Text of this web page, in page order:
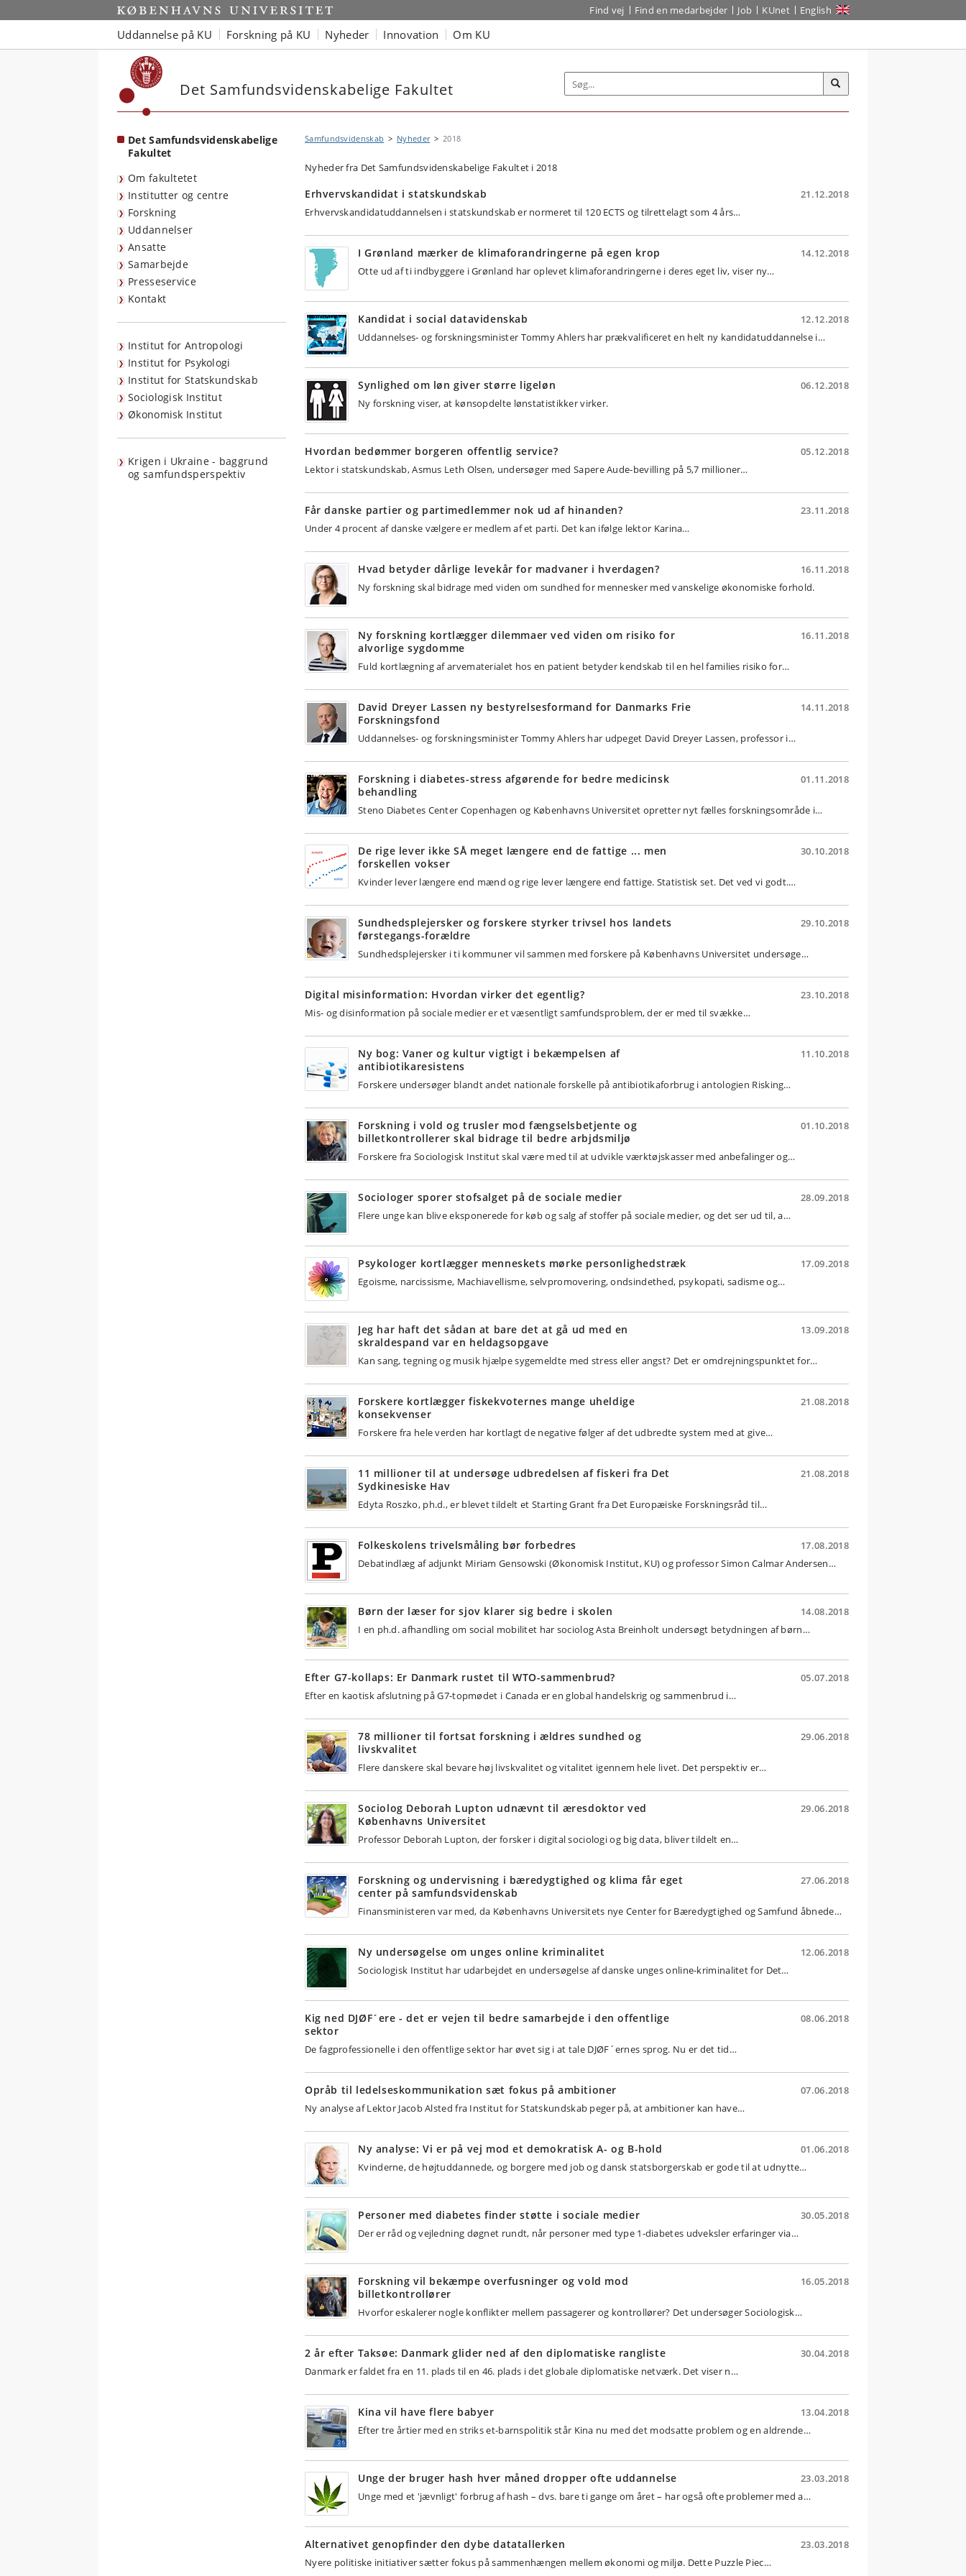
Start Find vej Find en medarbejder Job KUnet English
Uddannelse på KU Forskning på KU Nyheder Innovation Om KU
Det Samfundsvidenskabelige Fakultet
Det Samfundsvidenskabelige
Fakultet
Om fakultetet
Institutter og centre
Forskning
Uddannelser
Ansatte
Samarbejde
Presseservice
Kontakt
Institut for Antropologi
Institut for Psykologi
Institut for Statskundskab
Sociologisk Institut
Økonomisk Institut
Krigen i Ukraine - baggrund
og samfundsperspektiv
Samfundsvidenskab Nyheder 2018
Nyheder fra Det Samfundsvidenskabelige Fakultet i 2018
Erhvervskandidat i statskundskab
21.12.2018
Erhvervskandidatuddannelsen i statskundskab er normeret til 120 ECTS og tilrettelagt som 4 års…
I Grønland mærker de klimaforandringerne på egen krop
14.12.2018
Otte ud af ti indbyggere i Grønland har oplevet klimaforandringerne i deres eget liv, viser ny…
Kandidat i social datavidenskab
12.12.2018
Uddannelses- og forskningsminister Tommy Ahlers har prækvalificeret en helt ny kandidatuddannelse i…
Synlighed om løn giver større ligeløn
06.12.2018
Ny forskning viser, at kønsopdelte lønstatistikker virker.
Hvordan bedømmer borgeren offentlig service?
05.12.2018
Lektor i statskundskab, Asmus Leth Olsen, undersøger med Sapere Aude-bevilling på 5,7 millioner…
Får danske partier og partimedlemmer nok ud af hinanden?
23.11.2018
Under 4 procent af danske vælgere er medlem af et parti. Det kan ifølge lektor Karina…
Hvad betyder dårlige levekår for madvaner i hverdagen?
16.11.2018
Ny forskning skal bidrage med viden om sundhed for mennesker med vanskelige økonomiske forhold.
Ny forskning kortlægger dilemmaer ved viden om risiko for
alvorlige sygdomme
16.11.2018
Fuld kortlægning af arvematerialet hos en patient betyder kendskab til en hel families risiko for…
David Dreyer Lassen ny bestyrelsesformand for Danmarks Frie
Forskningsfond
14.11.2018
Uddannelses- og forskningsminister Tommy Ahlers har udpeget David Dreyer Lassen, professor i…
Forskning i diabetes-stress afgørende for bedre medicinsk
behandling
01.11.2018
Steno Diabetes Center Copenhagen og Københavns Universitet opretter nyt fælles forskningsområde i…
De rige lever ikke SÅ meget længere end de fattige ... men
forskellen vokser
30.10.2018
Kvinder lever længere end mænd og rige lever længere end fattige. Statistisk set. Det ved vi godt.…
Sundhedsplejersker og forskere styrker trivsel hos landets
førstegangs-forældre
29.10.2018
Sundhedsplejersker i ti kommuner vil sammen med forskere på Københavns Universitet undersøge…
Digital misinformation: Hvordan virker det egentlig?
23.10.2018
Mis- og disinformation på sociale medier er et væsentligt samfundsproblem, der er med til svække…
Ny bog: Vaner og kultur vigtigt i bekæmpelsen af
antibiotikaresistens
11.10.2018
Forskere undersøger blandt andet nationale forskelle på antibiotikaforbrug i antologien Risking…
Forskning i vold og trusler mod fængselsbetjente og
billetkontrollerer skal bidrage til bedre arbjdsmiljø
01.10.2018
Forskere fra Sociologisk Institut skal være med til at udvikle værktøjskasser med anbefalinger og…
Sociologer sporer stofsalget på de sociale medier
28.09.2018
Flere unge kan blive eksponerede for køb og salg af stoffer på sociale medier, og det ser ud til, a…
Psykologer kortlægger menneskets mørke personlighedstræk
17.09.2018
Egoisme, narcissisme, Machiavellisme, selvpromovering, ondsindethed, psykopati, sadisme og…
Jeg har haft det sådan at bare det at gå ud med en
skraldespand var en heldagsopgave
13.09.2018
Kan sang, tegning og musik hjælpe sygemeldte med stress eller angst? Det er omdrejningspunktet for…
Forskere kortlægger fiskekvoternes mange uheldige
konsekvenser
21.08.2018
Forskere fra hele verden har kortlagt de negative følger af det udbredte system med at give…
11 millioner til at undersøge udbredelsen af fiskeri fra Det
Sydkinesiske Hav
21.08.2018
Edyta Roszko, ph.d., er blevet tildelt et Starting Grant fra Det Europæiske Forskningsråd til…
Folkeskolens trivelsmåling bør forbedres
17.08.2018
Debatindlæg af adjunkt Miriam Gensowski (Økonomisk Institut, KU) og professor Simon Calmar Andersen…
Børn der læser for sjov klarer sig bedre i skolen
14.08.2018
I en ph.d. afhandling om social mobilitet har sociolog Asta Breinholt undersøgt betydningen af børn…
Efter G7-kollaps: Er Danmark rustet til WTO-sammenbrud?
05.07.2018
Efter en kaotisk afslutning på G7-topmødet i Canada er en global handelskrig og sammenbrud i…
78 millioner til fortsat forskning i ældres sundhed og
livskvalitet
29.06.2018
Flere danskere skal bevare høj livskvalitet og vitalitet igennem hele livet. Det perspektiv er…
Sociolog Deborah Lupton udnævnt til æresdoktor ved
Københavns Universitet
29.06.2018
Professor Deborah Lupton, der forsker i digital sociologi og big data, bliver tildelt en…
Forskning og undervisning i bæredygtighed og klima får eget
center på samfundsvidenskab
27.06.2018
Finansministeren var med, da Københavns Universitets nye Center for Bæredygtighed og Samfund åbnede…
Ny undersøgelse om unges online kriminalitet
12.06.2018
Sociologisk Institut har udarbejdet en undersøgelse af danske unges online-kriminalitet for Det…
Kig ned DJØF´ere - det er vejen til bedre samarbejde i den offentlige
sektor
08.06.2018
De fagprofessionelle i den offentlige sektor har øvet sig i at tale DJØF´ernes sprog. Nu er det tid…
Opråb til ledelseskommunikation sæt fokus på ambitioner
07.06.2018
Ny analyse af Lektor Jacob Alsted fra Institut for Statskundskab peger på, at ambitioner kan have…
Ny analyse: Vi er på vej mod et demokratisk A- og B-hold
01.06.2018
Kvinderne, de højtuddannede, og borgere med job og dansk statsborgerskab er gode til at udnytte…
Personer med diabetes finder støtte i sociale medier
30.05.2018
Der er råd og vejledning døgnet rundt, når personer med type 1-diabetes udveksler erfaringer via…
Forskning vil bekæmpe overfusninger og vold mod
billetkontrollører
16.05.2018
Hvorfor eskalerer nogle konflikter mellem passagerer og kontrollører? Det undersøger Sociologisk…
2 år efter Taksøe: Danmark glider ned af den diplomatiske rangliste
30.04.2018
Danmark er faldet fra en 11. plads til en 46. plads i det globale diplomatiske netværk. Det viser n…
Kina vil have flere babyer
13.04.2018
Efter tre årtier med en striks et-barnspolitik står Kina nu med det modsatte problem og en aldrende…
Unge der bruger hash hver måned dropper ofte uddannelse
23.03.2018
Unge med et 'jævnligt' forbrug af hash – dvs. bare ti gange om året – har også ofte problemer med a…
Alternativet genopfinder den dybe datatallerken
23.03.2018
Nyere politiske initiativer sætter fokus på sammenhængen mellem økonomi og miljø. Dette Puzzle Piec…